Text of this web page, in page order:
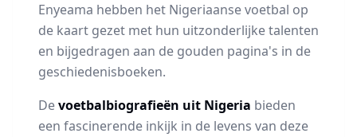
Enyeama hebben het Nigeriaanse voetbal op
de kaart gezet met hun uitzonderlijke talenten
en bijgedragen aan de gouden pagina's in de
geschiedenisboeken.
Devoetbalbiografieën uit Nigeria bieden
een fascinerende inkijk in de levens van deze